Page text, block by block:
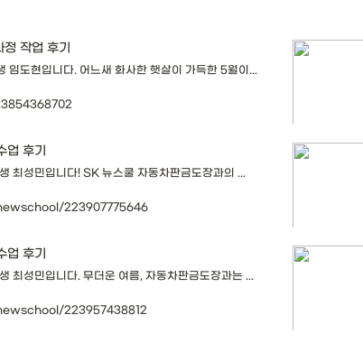
작업 후기
임도현입니다. 어느새 화사한 햇살이 가득한 5월이...
후기
최성민입니다! SK 뉴스쿨 자동차판금도장과의 ...
223907775646
후기
최성민입니다. 무더운 여름, 자동차판금도장과는 ...
223957438812